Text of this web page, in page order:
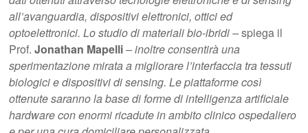
all’avanguardia, dispositivi elettronici, ottici ed
optoelettronici. Lo studio di materiali bio-ibridi –spiega il
Prof.Jonathan Mapelli– inoltre consentirà una
sperimentazione mirata a migliorare l’interfaccia tra tessuti
biologici e dispositivi di sensing. Le piattaforme così
ottenute saranno la base di forme di intelligenza artificiale
hardware con enormi ricadute in ambito clinico ospedaliero